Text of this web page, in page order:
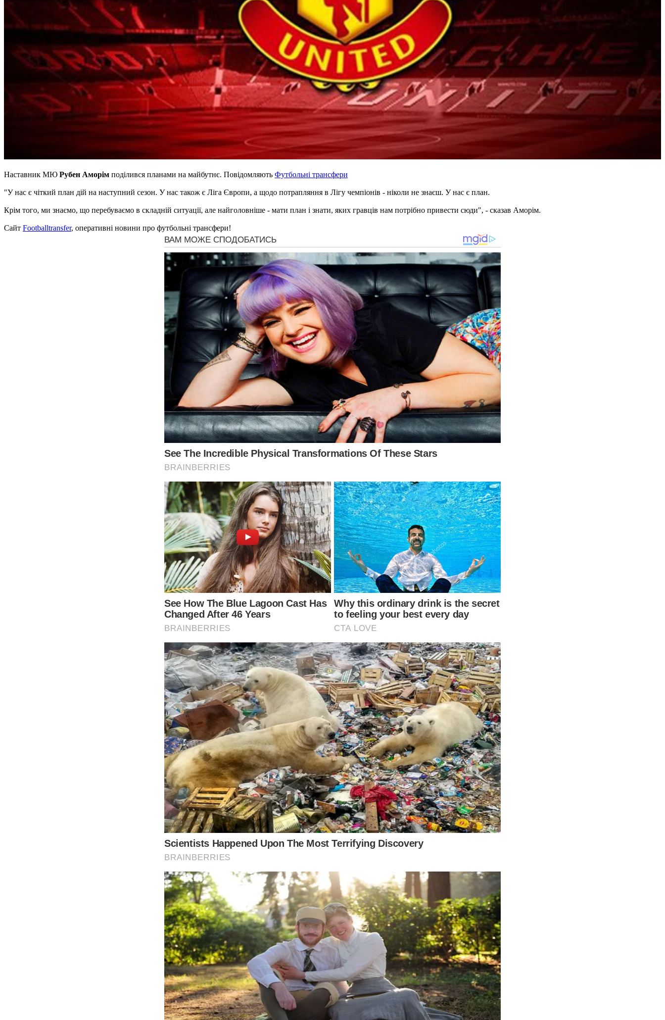
Наставник МЮ Рубен Аморім поділився планами на майбутнє. Повідомляють Футбольні трансфери
"У нас є чіткий план дій на наступний сезон. У нас також є Ліга Європи, а щодо потрапляння в Лігу чемпіонів - ніколи не знаєш. У нас є план.
Крім того, ми знаємо, що перебуваємо в складній ситуації, але найголовніше - мати план і знати, яких гравців нам потрібно привести сюди", - сказав Аморім.
Сайт Footballtransfer, оперативні новини про футбольні трансфери!